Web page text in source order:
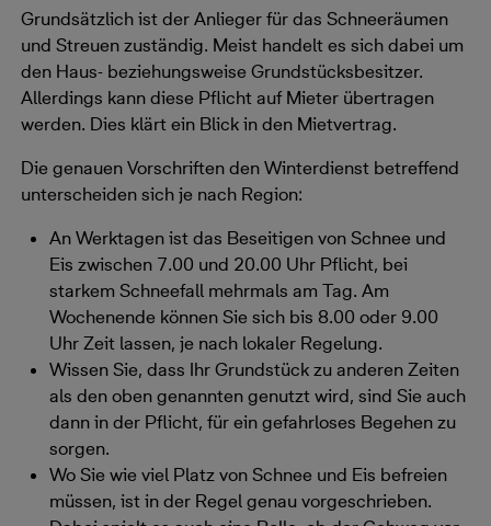
Grundsätzlich ist der Anlieger für das Schneeräumen
und Streuen zuständig. Meist handelt es sich dabei um
den Haus- beziehungsweise Grundstücksbesitzer.
Allerdings kann diese Pflicht auf Mieter übertragen
werden. Dies klärt ein Blick in den Mietvertrag.
Die genauen Vorschriften den Winterdienst betreffend
unterscheiden sich je nach Region:
An Werktagen ist das Beseitigen von Schnee und
Eis zwischen 7.00 und 20.00 Uhr Pflicht, bei
starkem Schneefall mehrmals am Tag. Am
Wochenende können Sie sich bis 8.00 oder 9.00
Uhr Zeit lassen, je nach lokaler Regelung.
Wissen Sie, dass Ihr Grundstück zu anderen Zeiten
als den oben genannten genutzt wird, sind Sie auch
dann in der Pflicht, für ein gefahrloses Begehen zu
sorgen.
Wo Sie wie viel Platz von Schnee und Eis befreien
müssen, ist in der Regel genau vorgeschrieben.